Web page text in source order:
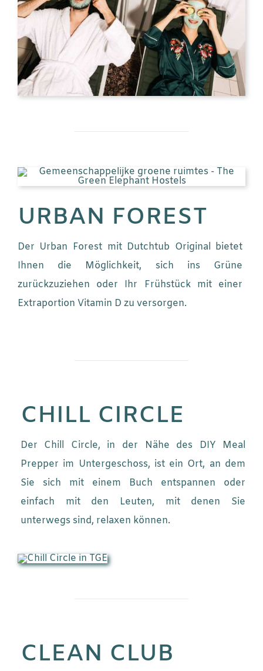
URBAN FOREST
Der Urban Forest mit Dutchtub Original bietet
Ihnen die Möglichkeit, sich ins Grüne
zurückzuziehen oder Ihr Frühstück mit einer
Extraportion Vitamin D zu versorgen.
CHILL CIRCLE
Der Chill Circle, in der Nähe des DIY Meal
Prepper im Untergeschoss, ist ein Ort, an dem
Sie sich mit einem Buch entspannen oder
einfach mit den Leuten, mit denen Sie
unterwegs sind, relaxen können.
CLEAN CLUB